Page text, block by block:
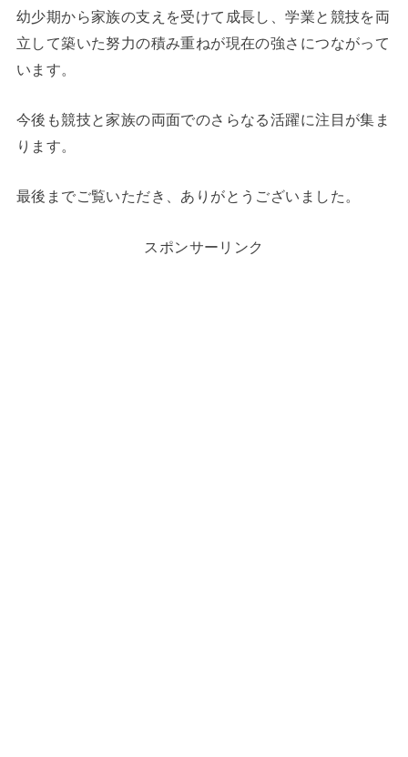
幼少期から家族の支えを受けて成長し、学業と競技を両
立して築いた努力の積み重ねが現在の強さにつながって
います。
今後も競技と家族の両面でのさらなる活躍に注目が集ま
ります。
最後までご覧いただき、ありがとうございました。
スポンサーリンク